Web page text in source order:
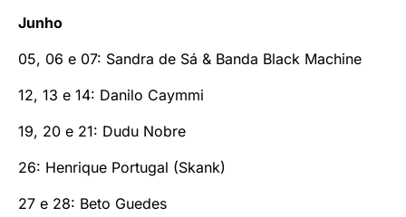
Junho
05, 06 e 07: Sandra de Sá & Banda Black Machine
12, 13 e 14: Danilo Caymmi
19, 20 e 21: Dudu Nobre
26: Henrique Portugal (Skank)
27 e 28: Beto Guedes